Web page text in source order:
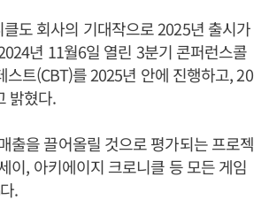
도 회사의 기대작으로 2025년 출시가
년 11월6일 열린 3분기 콘퍼런스콜
스트(CBT)를 2025년 안에 진행하고, 20
밝혔다.
출을 끌어올릴 것으로 평가되는 프로젝
이, 아키에이지 크로니클 등 모든 게임
.